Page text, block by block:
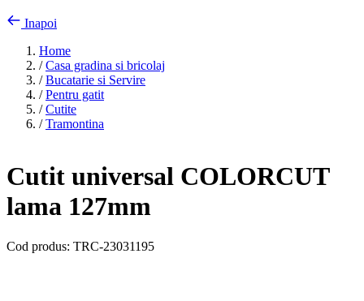
Inapoi
Home
/ Casa gradina si bricolaj
/ Bucatarie si Servire
/ Pentru gatit
/ Cutite
/ Tramontina
Cutit universal COLORCUT
lama 127mm
Cod produs: TRC-23031195